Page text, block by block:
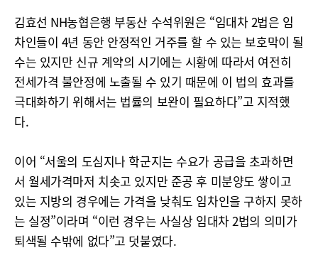
김효선 NH농협은행 부동산 수석위원은 “임대차 2법은 임
차인들이 4년 동안 안정적인 거주를 할 수 있는 보호막이 될
수는 있지만 신규 계약의 시기에는 시황에 따라서 여전히
전세가격 불안정에 노출될 수 있기 때문에 이 법의 효과를
극대화하기 위해서는 법률의 보완이 필요하다”고 지적했
다.
이어 “서울의 도심지나 학군지는 수요가 공급을 초과하면
서 월세가격마저 치솟고 있지만 준공 후 미분양도 쌓이고
있는 지방의 경우에는 가격을 낮춰도 임차인을 구하지 못하
는 실정”이라며 “이런 경우는 사실상 임대차 2법의 의미가
퇴색될 수밖에 없다”고 덧붙였다.